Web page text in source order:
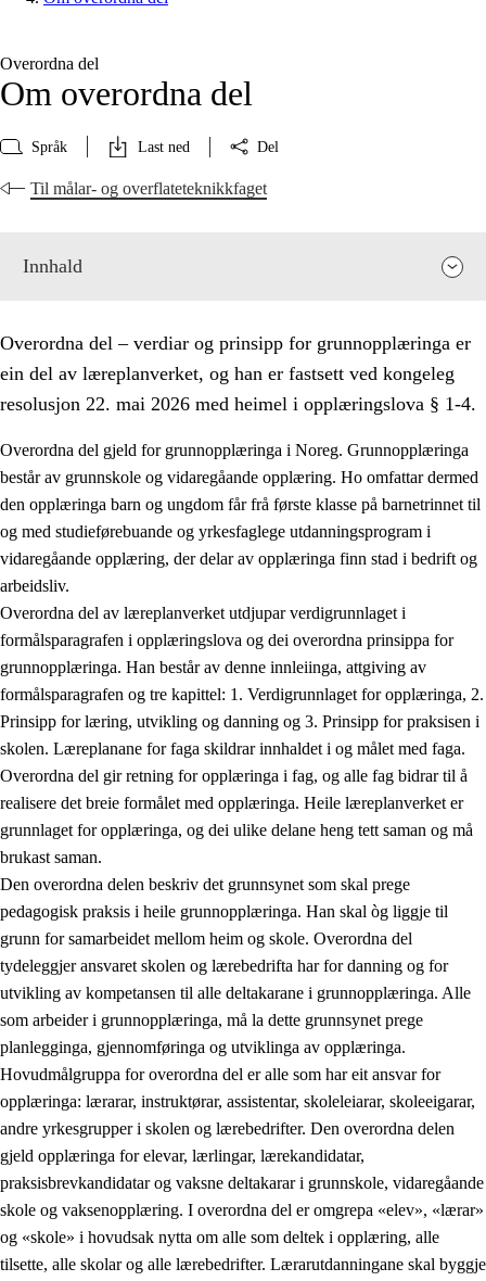
Overordna del
Om overordna del
Språk Last ned Del
Til målar- og overflateteknikkfaget
Innhald
Overordna del – verdiar og prinsipp for grunnopplæringa er
ein del av læreplanverket, og han er fastsett ved kongeleg
resolusjon 22. mai 2026 med heimel i opplæringslova § 1-4.
Overordna del gjeld for grunnopplæringa i Noreg. Grunnopplæringa
består av grunnskole og vidaregåande opplæring. Ho omfattar dermed
den opplæringa barn og ungdom får frå første klasse på barnetrinnet til
og med studieførebuande og yrkesfaglege utdanningsprogram i
vidaregåande opplæring, der delar av opplæringa finn stad i bedrift og
arbeidsliv.
Overordna del av læreplanverket utdjupar verdigrunnlaget i
formålsparagrafen i opplæringslova og dei overordna prinsippa for
grunnopplæringa. Han består av denne innleiinga, attgiving av
formålsparagrafen og tre kapittel: 1. Verdigrunnlaget for opplæringa, 2.
Prinsipp for læring, utvikling og danning og 3. Prinsipp for praksisen i
skolen. Læreplanane for faga skildrar innhaldet i og målet med faga.
Overordna del gir retning for opplæringa i fag, og alle fag bidrar til å
realisere det breie formålet med opplæringa. Heile læreplanverket er
grunnlaget for opplæringa, og dei ulike delane heng tett saman og må
brukast saman.
Den overordna delen beskriv det grunnsynet som skal prege
pedagogisk praksis i heile grunnopplæringa. Han skal òg liggje til
grunn for samarbeidet mellom heim og skole. Overordna del
tydeleggjer ansvaret skolen og lærebedrifta har for danning og for
utvikling av kompetansen til alle deltakarane i grunnopplæringa. Alle
som arbeider i grunnopplæringa, må la dette grunnsynet prege
planlegginga, gjennomføringa og utviklinga av opplæringa.
Hovudmålgruppa for overordna del er alle som har eit ansvar for
opplæringa: lærarar, instruktørar, assistentar, skoleleiarar, skoleeigarar,
andre yrkesgrupper i skolen og lærebedrifter. Den overordna delen
gjeld opplæringa for elevar, lærlingar, lærekandidatar,
praksisbrevkandidatar og vaksne deltakarar i grunnskole, vidaregåande
skole og vaksenopplæring. I overordna del er omgrepa «elev», «lærar»
og «skole» i hovudsak nytta om alle som deltek i opplæring, alle
tilsette, alle skolar og alle lærebedrifter. Lærarutdanningane skal byggje